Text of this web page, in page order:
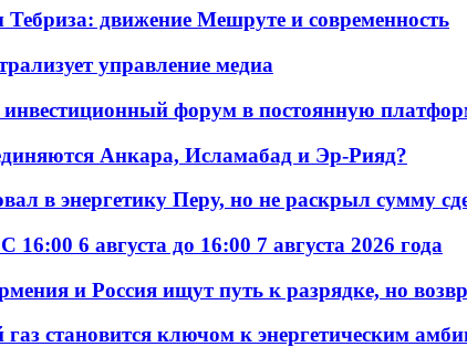
Тебриза: движение Мешруте и современность
управление медиа
форум в постоянную
Анкара, Исламабад и Эр-Рияд?
в энергетику Перу, но не раскрыл сумму
16:00 6 августа до 16:00 7 августа 2026 года
и Россия ищут путь к разрядке, но
становится ключом к энергетическим